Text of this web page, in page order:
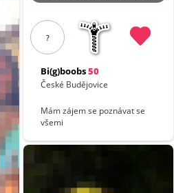
?
Bi(g)boobs50
České Budějovice
Mám zájem se poznávat se
všemi